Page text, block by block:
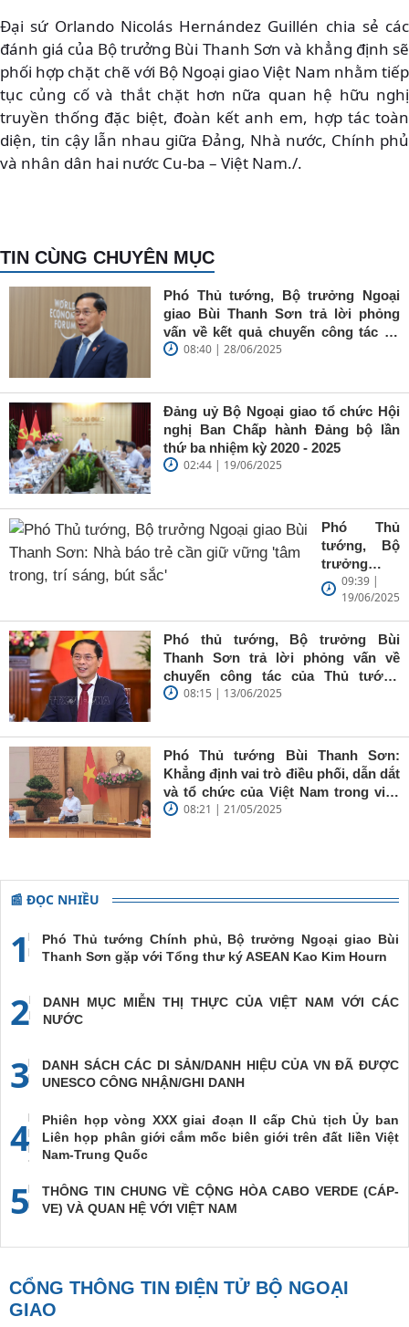
Đại sứ Orlando Nicolás Hernández Guillén chia sẻ các
đánh giá của Bộ trưởng Bùi Thanh Sơn và khẳng định sẽ
phối hợp chặt chẽ với Bộ Ngoại giao Việt Nam nhằm tiếp
tục củng cố và thắt chặt hơn nữa quan hệ hữu nghị
truyền thống đặc biệt, đoàn kết anh em, hợp tác toàn
diện, tin cậy lẫn nhau giữa Đảng, Nhà nước, Chính phủ
và nhân dân hai nước Cu-ba – Việt Nam./.
TIN CÙNG CHUYÊN MỤC
Phó Thủ tướng, Bộ trưởng Ngoại
giao Bùi Thanh Sơn trả lời phỏng
vấn về kết quả chuyến công tác tại
Trung Quốc của Thủ tướng Chính
08:40 | 28/06/2025
Đảng uỷ Bộ Ngoại giao tổ chức Hội
nghị Ban Chấp hành Đảng bộ lần
thứ ba nhiệm kỳ 2020 - 2025
02:44 | 19/06/2025
Phó Thủ
tướng, Bộ
trưởng
Ngoại giao
Bùi Thanh
Sơn: Nhà
báo trẻ cần
giữ vững
'tâm trong,
09:39 |
19/06/2025
Phó thủ tướng, Bộ trưởng Bùi
Thanh Sơn trả lời phỏng vấn về
chuyến công tác của Thủ tướng
Chính phủ đến Estonia, Pháp và
08:15 | 13/06/2025
Phó Thủ tướng Bùi Thanh Sơn:
Khẳng định vai trò điều phối, dẫn dắt
và tổ chức của Việt Nam trong việc
đề cao chủ nghĩa đa phương, đoàn
08:21 | 21/05/2025
📰 ĐỌC NHIỀU
1
Phó Thủ tướng Chính phủ, Bộ trưởng Ngoại giao Bùi
Thanh Sơn gặp với Tổng thư ký ASEAN Kao Kim Hourn
2
DANH MỤC MIỄN THỊ THỰC CỦA VIỆT NAM VỚI CÁC
NƯỚC
3
DANH SÁCH CÁC DI SẢN/DANH HIỆU CỦA VN ĐÃ ĐƯỢC
UNESCO CÔNG NHẬN/GHI DANH
4
Phiên họp vòng XXX giai đoạn II cấp Chủ tịch Ủy ban
Liên họp phân giới cắm mốc biên giới trên đất liền Việt
Nam-Trung Quốc
5
THÔNG TIN CHUNG VỀ CỘNG HÒA CABO VERDE (CÁP-
VE) VÀ QUAN HỆ VỚI VIỆT NAM
CỔNG THÔNG TIN ĐIỆN TỬ BỘ NGOẠI
GIAO